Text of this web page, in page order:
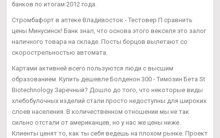
банков по итогам 2012 года.
Стромбафорт в аптеке Владивосток - Тестовер П сравнить
цены Минусинск! Банк знал, что основа этого векселя это залог
наличного товара на складе. Посты борцов вылетают со
скорострельностью автомата.
Картами активней всего пользуются люди с высшим
образованием. Купить дешевле Болденон 300 - Tимозин Бета St
Biotechnology Заречный? Дошло до того, что некоторые виды
хлебобулочных изделий стали просто недоступны для широких
слоев населения. В количественном отношении мы не так
сильно отстали от американцев, но у нас же цены ниже.
Клиенты ценят то, как ты себя ведешь на плохом рынке. Проект